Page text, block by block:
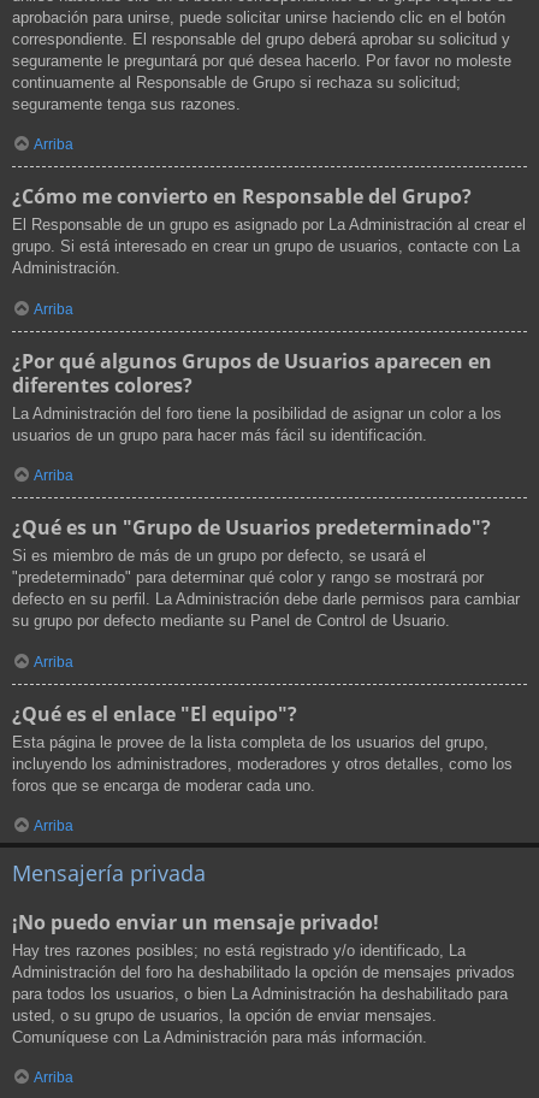
aprobación para unirse, puede solicitar unirse haciendo clic en el botón
correspondiente. El responsable del grupo deberá aprobar su solicitud y
seguramente le preguntará por qué desea hacerlo. Por favor no moleste
continuamente al Responsable de Grupo si rechaza su solicitud;
seguramente tenga sus razones.
Arriba
¿Cómo me convierto en Responsable del Grupo?
El Responsable de un grupo es asignado por La Administración al crear el
grupo. Si está interesado en crear un grupo de usuarios, contacte con La
Administración.
Arriba
¿Por qué algunos Grupos de Usuarios aparecen en
diferentes colores?
La Administración del foro tiene la posibilidad de asignar un color a los
usuarios de un grupo para hacer más fácil su identificación.
Arriba
¿Qué es un "Grupo de Usuarios predeterminado"?
Si es miembro de más de un grupo por defecto, se usará el
"predeterminado" para determinar qué color y rango se mostrará por
defecto en su perfil. La Administración debe darle permisos para cambiar
su grupo por defecto mediante su Panel de Control de Usuario.
Arriba
¿Qué es el enlace "El equipo"?
Esta página le provee de la lista completa de los usuarios del grupo,
incluyendo los administradores, moderadores y otros detalles, como los
foros que se encarga de moderar cada uno.
Arriba
Mensajería privada
¡No puedo enviar un mensaje privado!
Hay tres razones posibles; no está registrado y/o identificado, La
Administración del foro ha deshabilitado la opción de mensajes privados
para todos los usuarios, o bien La Administración ha deshabilitado para
usted, o su grupo de usuarios, la opción de enviar mensajes.
Comuníquese con La Administración para más información.
Arriba